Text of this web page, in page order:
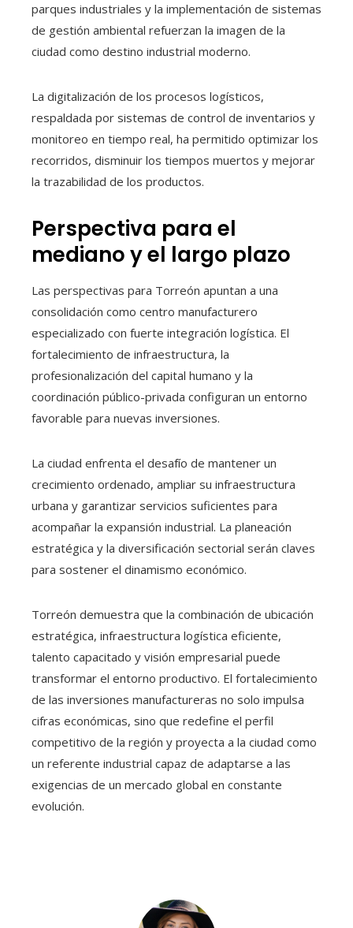
parques industriales y la implementación de sistemas
de gestión ambiental refuerzan la imagen de la
ciudad como destino industrial moderno.
La digitalización de los procesos logísticos,
respaldada por sistemas de control de inventarios y
monitoreo en tiempo real, ha permitido optimizar los
recorridos, disminuir los tiempos muertos y mejorar
la trazabilidad de los productos.
Perspectiva para el
mediano y el largo plazo
Las perspectivas para Torreón apuntan a una
consolidación como centro manufacturero
especializado con fuerte integración logística. El
fortalecimiento de infraestructura, la
profesionalización del capital humano y la
coordinación público-privada configuran un entorno
favorable para nuevas inversiones.
La ciudad enfrenta el desafío de mantener un
crecimiento ordenado, ampliar su infraestructura
urbana y garantizar servicios suficientes para
acompañar la expansión industrial. La planeación
estratégica y la diversificación sectorial serán claves
para sostener el dinamismo económico.
Torreón demuestra que la combinación de ubicación
estratégica, infraestructura logística eficiente,
talento capacitado y visión empresarial puede
transformar el entorno productivo. El fortalecimiento
de las inversiones manufactureras no solo impulsa
cifras económicas, sino que redefine el perfil
competitivo de la región y proyecta a la ciudad como
un referente industrial capaz de adaptarse a las
exigencias de un mercado global en constante
evolución.